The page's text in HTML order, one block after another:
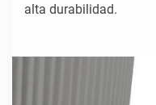
alta durabilidad.